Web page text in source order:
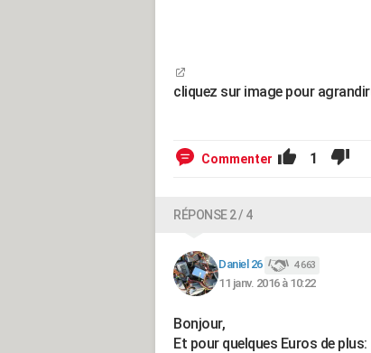
cliquez sur image pour
Commenter 1
RÉPONSE 2 / 4
Daniel 26 4 663
11 janv. 2016 à 10:22
Bonjour,
Et pour quelques Euros de plus: